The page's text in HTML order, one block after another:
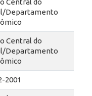
Central do
Departamento
Central do
Departamento
2001